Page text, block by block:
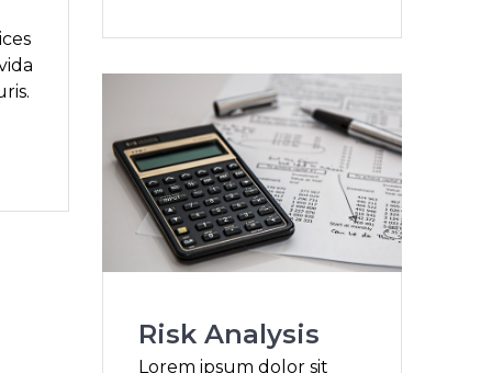
Risk Analysis
Lorem ipsum dolor sit